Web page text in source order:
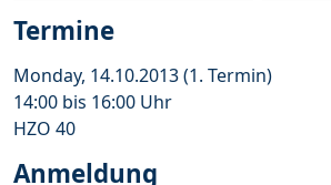
Termine
Monday, 14.10.2013 (1. Termin)
14:00 bis 16:00 Uhr
HZO 40
Anmeldung